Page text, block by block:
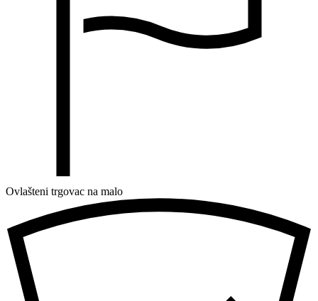
Ovlašteni trgovac na malo